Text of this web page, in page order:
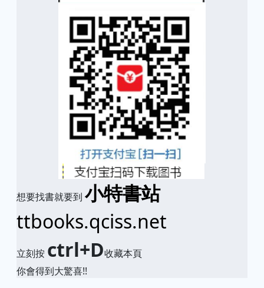
想要找書就要到 小特書站
ttbooks.qciss.net
立刻按 ctrl+D收藏本頁
你會得到大驚喜!!